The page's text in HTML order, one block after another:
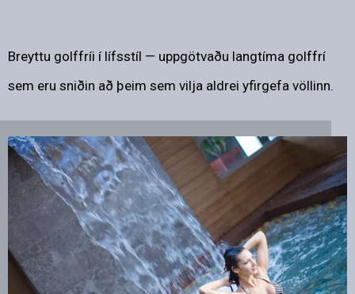
Breyttu golffríi í lífsstíl — uppgötvaðu langtíma golffrí
sem eru sniðin að þeim sem vilja aldrei yfirgefa völlinn.